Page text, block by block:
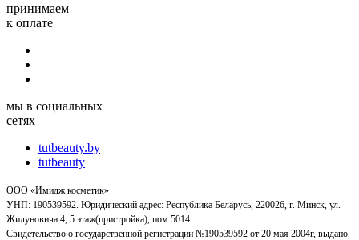
принимаем
к оплате
мы в социальных
сетях
tutbeauty.by
tutbeauty
ООО «Имидж косметик»
УНП: 190539592. Юридический адрес: Республика Беларусь, 220026, г. Минск, ул.
Жилуновича 4, 5 этаж(пристройка), пом.5014
Свидетельство о государственной регистрации №190539592 от 20 мая 2004г, выдано